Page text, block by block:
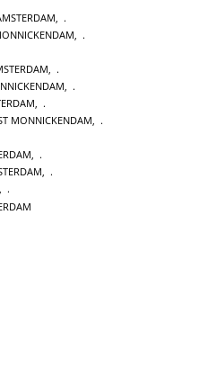
,
,
,
MONNICKENDAM,
,
,
,